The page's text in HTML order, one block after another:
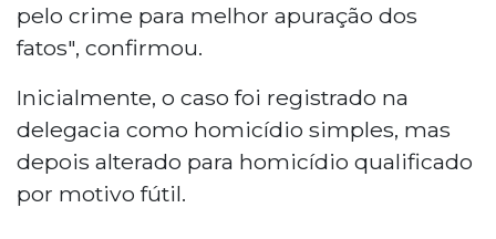
pelo crime para melhor apuração dos
fatos", confirmou.
Inicialmente, o caso foi registrado na
delegacia como homicídio simples, mas
depois alterado para homicídio qualificado
por motivo fútil.